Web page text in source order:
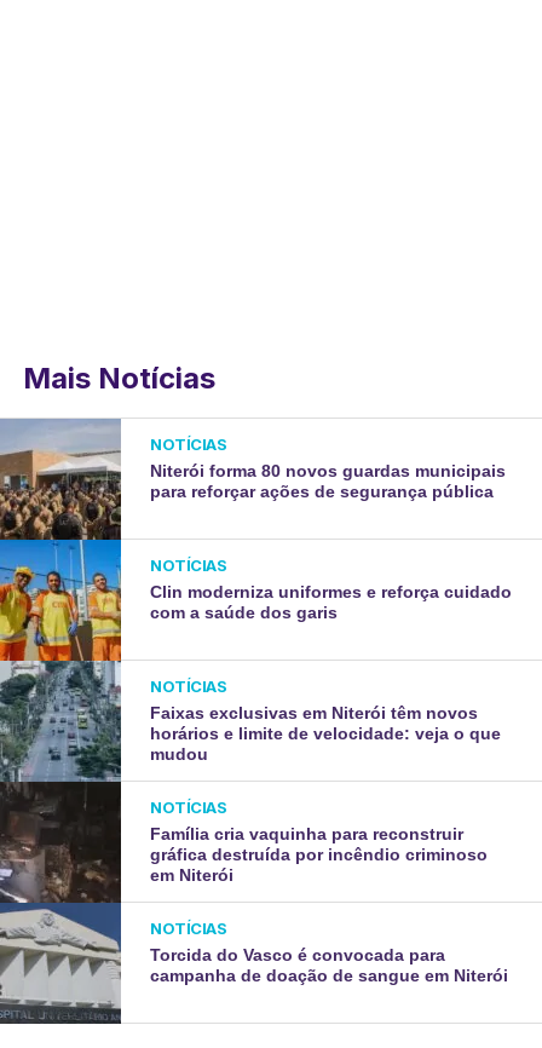
Mais Notícias
NOTÍCIAS
Niterói forma 80 novos guardas municipais
para reforçar ações de segurança pública
NOTÍCIAS
Clin moderniza uniformes e reforça cuidado
com a saúde dos garis
NOTÍCIAS
Faixas exclusivas em Niterói têm novos
horários e limite de velocidade: veja o que
mudou
NOTÍCIAS
Família cria vaquinha para reconstruir
gráfica destruída por incêndio criminoso
em Niterói
NOTÍCIAS
Torcida do Vasco é convocada para
campanha de doação de sangue em Niterói